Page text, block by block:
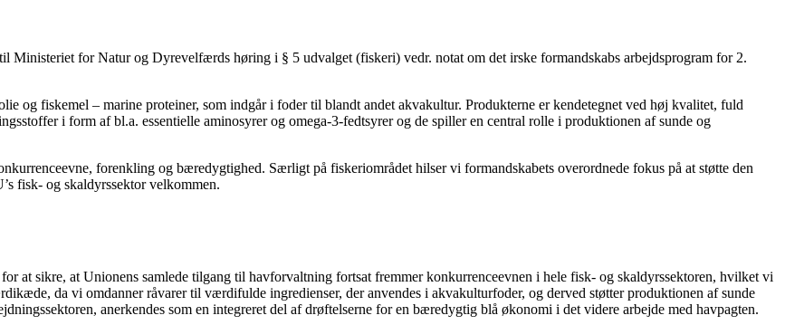
Ministeriet for Natur og Dyrevelfærds høring i § 5 udvalget (fiskeri) vedr. notat om det irske formandskabs arbejdsprogram for 2.
og fiskemel – marine proteiner, som indgår i foder til blandt andet akvakultur. Produkterne er kendetegnet ved høj kvalitet, fuld
i form af bl.a. essentielle aminosyrer og omega-3-fedtsyrer og de spiller en central rolle i produktionen af sunde og
forenkling og bæredygtighed. Særligt på fiskeriområdet hilser vi formandskabets overordnede fokus på at støtte den
fisk- og skaldyrssektor velkommen.
for at sikre, at Unionens samlede tilgang til havforvaltning fortsat fremmer konkurrenceevnen i hele fisk- og skaldyrssektoren, hvilket vi
da vi omdanner råvarer til værdifulde ingredienser, der anvendes i akvakulturfoder, og derved støtter produktionen af sunde
anerkendes som en integreret del af drøftelserne for en bæredygtig blå økonomi i det videre arbejde med havpagten.